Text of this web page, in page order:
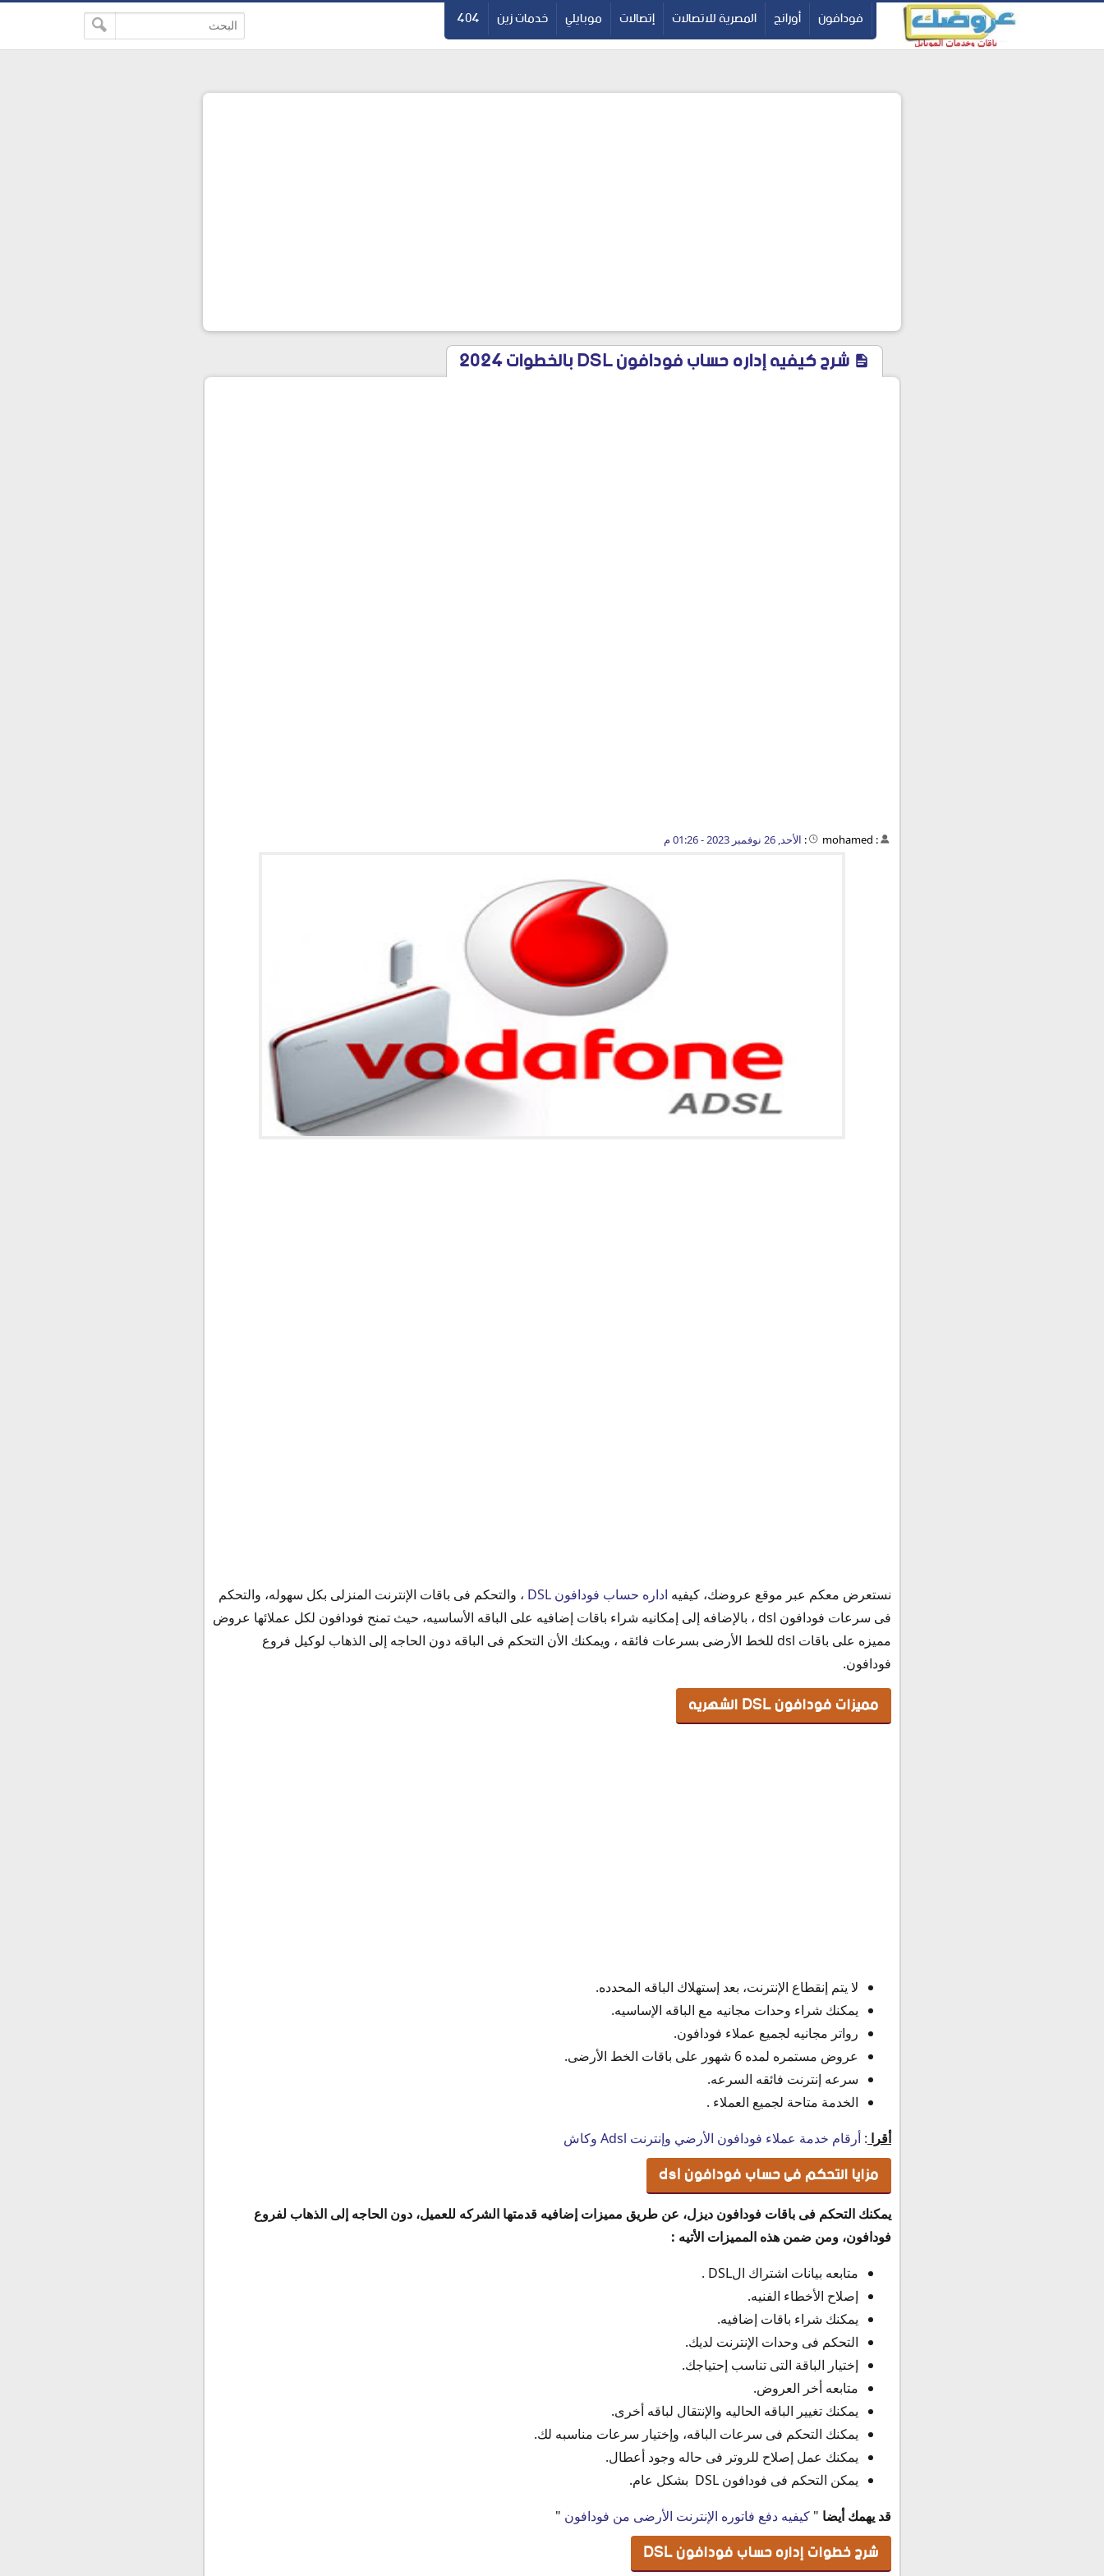
--> فودافون أورانج المصرية للاتصالات إتصالات موبايلي خدمات زين 404
شرح كيفيه إداره حساب فودافون DSL بالخطوات 2024
:
mohamed
: الأحد, 26 نوفمبر 2023 - 01:26 م
مميزات فودافون DSL الشهريه
مزايا التحكم فى حساب فودافون dsl
شرح خطوات إداره حساب فودافون DSL
نستعرض معكم عبر موقع عروضك، كيفيه اداره حساب فودافون DSL
، والتحكم فى باقات الإنترنت المنزلى بكل سهوله، والتحكم
فى سرعات فودافون dsl ، بالإضافه إلى إمكانيه شراء باقات إضافيه على الباقه الأساسيه، حيث تمنح فودافون لكل عملائها عروض
مميزه على باقات dsl للخط الأرضى بسرعات فائقه ، ويمكنك الأن التحكم فى الباقه دون الحاجه إلى الذهاب لوكيل فروع
فودافون.
مميزات فودافون DSL الشهريه
لا يتم إنقطاع الإنترنت، بعد إستهلاك الباقه المحدده.
يمكنك شراء وحدات مجانيه مع الباقه الإساسيه.
رواتر مجانيه لجميع عملاء فودافون.
عروض مستمره لمده 6 شهور على باقات الخط الأرضى.
سرعه إنترنت فائقه السرعه.
الخدمة متاحة لجميع العملاء .
أقرا : أرقام خدمة عملاء فودافون الأرضي وإنترنت Adsl وكاش
مزايا التحكم فى حساب فودافون dsl
يمكنك التحكم فى باقات فودافون ديزل، عن طريق مميزات إضافيه قدمتها الشركه للعميل، دون الحاجه إلى الذهاب لفروع
فودافون، ومن ضمن هذه المميزات الأتيه :
متابعه بيانات اشتراك الDSL .
إصلاح الأخطاء الفنيه.
يمكنك شراء باقات إضافيه.
التحكم فى وحدات الإنترنت لديك.
إختيار الباقة التى تناسب إحتياجك.
متابعه أخر العروض.
يمكنك تغيير الباقه الحاليه والإنتقال لباقه أخرى.
يمكنك التحكم فى سرعات الباقه، وإختيار سرعات مناسبه لك.
يمكنك عمل إصلاح للروتر فى حاله وجود أعطال.
يمكن التحكم فى فودافون DSL بشكل عام.
قد يهمك أيضا " كيفيه دفع فاتوره الإنترنت الأرضى من فودافون "
شرح خطوات إداره حساب فودافون DSL